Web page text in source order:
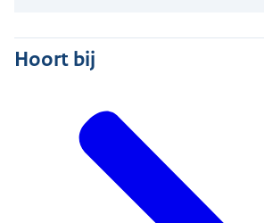
Hoort bij